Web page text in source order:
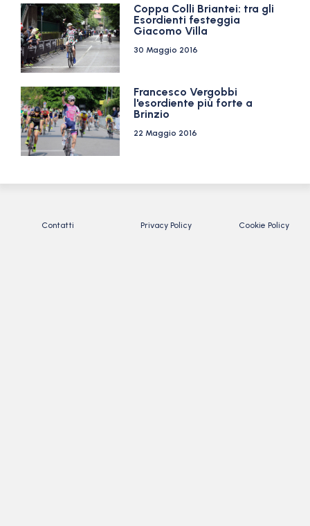
Coppa Colli Briantei: tra gli
Esordienti festeggia
Giacomo Villa
30 Maggio 2016
Francesco Vergobbi
l'esordiente più forte a
Brinzio
22 Maggio 2016
Contatti Privacy Policy Cookie Policy